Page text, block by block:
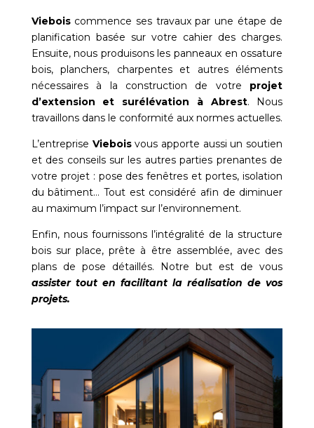
Vieboiscommence ses travaux par une étape de
planification basée sur votre cahier des charges.
Ensuite, nous produisons les panneaux en ossature
bois, planchers, charpentes et autres éléments
nécessaires à la construction de votre projet
d’extension et surélévation à
Abrest. Nous
travaillons dans le conformité aux normes actuelles.
L’entreprise Vieboisvous apporte aussi un soutien
et des conseils sur les autres parties prenantes de
votre projet : pose des fenêtres et portes, isolation
du bâtiment… Tout est considéré afin de diminuer
au maximum l’impact sur l’environnement.
Enfin, nous fournissons l’intégralité de la structure
bois sur place, prête à être assemblée, avec des
plans de pose détaillés. Notre but est de vous
assister tout en facilitant la réalisation de vos
projets.